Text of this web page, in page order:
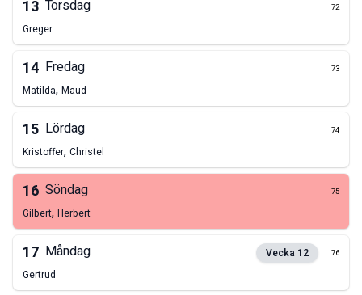
13 Torsdag 72
Greger
14 Fredag 73
Matilda, Maud
15 Lördag 74
Kristoffer, Christel
16 Söndag 75
Gilbert, Herbert
17 Måndag Vecka 12 76
Gertrud